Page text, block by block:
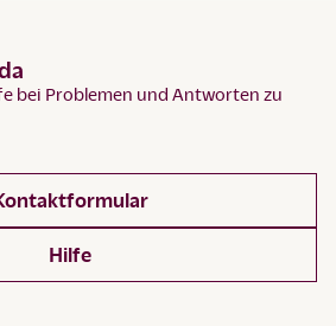
bei Problemen und Antworten zu
Hilfe